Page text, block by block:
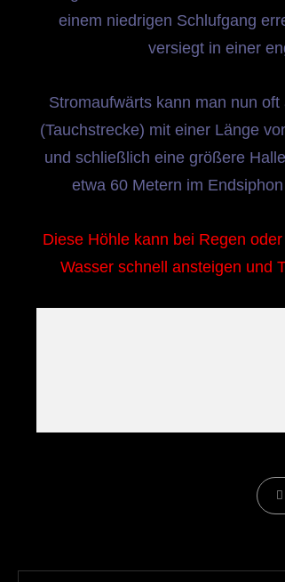
einem niedrigen Schlufgang
versiegt in einer
Stromaufwärts kann man nun
(Tauchstrecke) mit einer Länge
und schließlich eine größere
etwa 60 Metern im
Diese Höhle kann bei Regen
Wasser schnell ansteigen und